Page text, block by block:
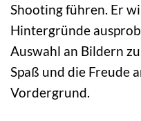
Shooting führen. Er
Hintergründe
Auswahl an Bildern
Spaß und die Freude
Vordergrund.